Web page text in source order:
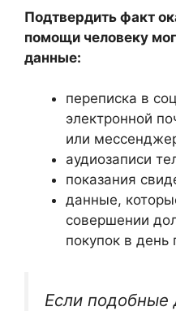
Подтвердить факт
помощи человеку
данные:
переписка в
электронной
или
аудиозаписи
показания
данные,
совершении
покупок в день
Если подобные